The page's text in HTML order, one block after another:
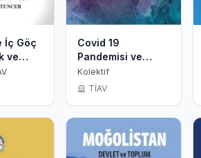
İç Göç
ve
Covid 19
Pandemisi ve
Türkiye
Kolektif
TİAV